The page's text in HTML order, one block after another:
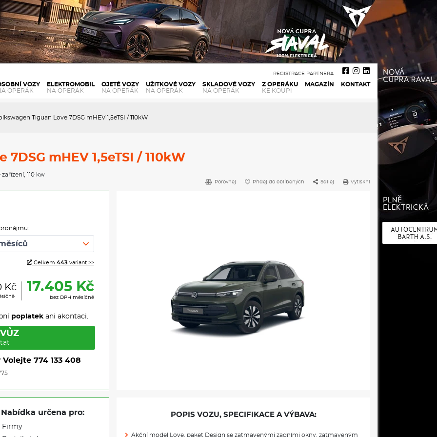
VOZY
OPERÁK
ELEKTROMOBIL
NA OPERÁK
OJETÉ VOZY
NA OPERÁK
UŽITKOVÉ VOZY
NA OPERÁK
SKLADOVÉ VOZY
NA OPERÁK
Z OPERÁKU
KE KOUPI
MAGAZÍN KONTAKT
REGISTRACE PARTNERA
Tiguan Love 7DSG mHEV 1,5eTSI / 110kW
mHEV 1,5eTSI / 110kW
zařízení, 110 kw
Porovnej Přidej do oblíbených Sdílej Vytiskni
Celkem 443 variant >>
Kč 17.405 Kč
bez DPH měsíčně
poplatekani akontaci.
Volejte 774 133 408
Nabídka určena pro:
Firmy
POPIS VOZU, SPECIFIKACE A VÝBAVA:
Akční model Love, paket Design se zatmavenými zadními okny, zatmaveným